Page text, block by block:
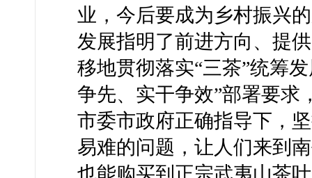
业，今后要成为乡村振兴
发展指明了前进方向、提
移地贯彻落实“三茶”统筹
争先、实干争效”部署要求
市委市政府正确指导下，
易难的问题，让人们来到
也能购买到正宗武夷山茶